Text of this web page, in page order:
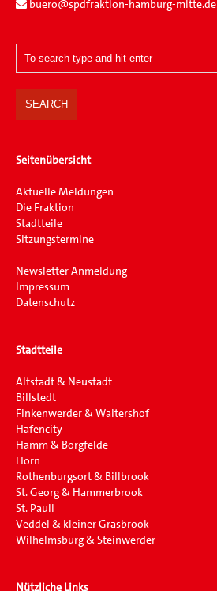
buero@spdfraktion-hamburg-mitte.de
Seitenübersicht
Aktuelle Meldungen
Die Fraktion
Stadtteile
Sitzungstermine
Newsletter Anmeldung
Impressum
Datenschutz
Stadtteile
Altstadt & Neustadt
Billstedt
Finkenwerder & Waltershof
Hafencity
Hamm & Borgfelde
Horn
Rothenburgsort & Billbrook
St. Georg & Hammerbrook
St. Pauli
Veddel & kleiner Grasbrook
Wilhelmsburg & Steinwerder
Nützliche Links